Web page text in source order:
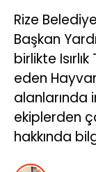
Rize
Başkan
birlikte
eden
alanlarında
ekiplerden
hakkında